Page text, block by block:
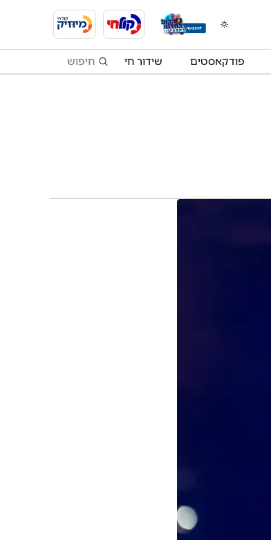
פודקאסטים שידור חי